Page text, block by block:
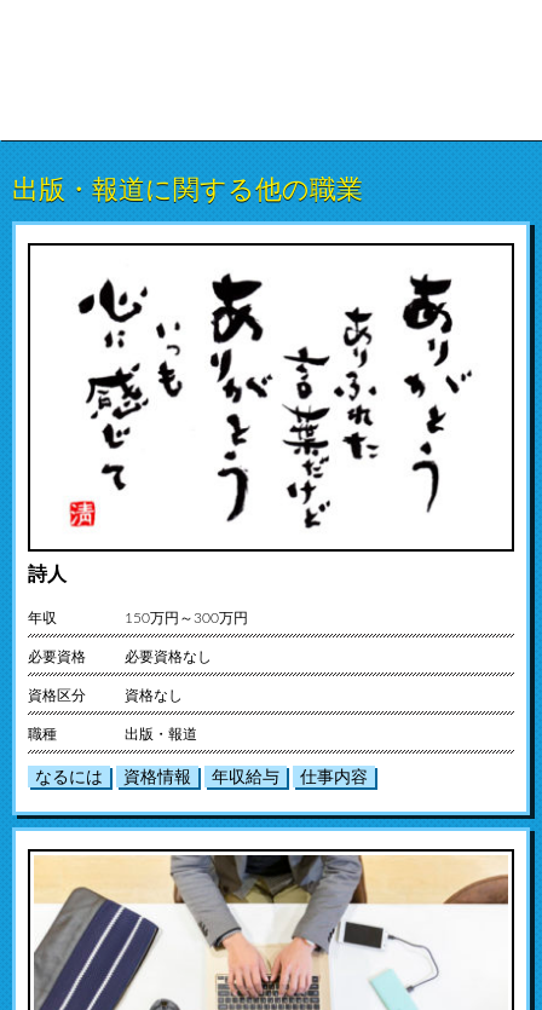
出版・報道に関する他の職業
詩人
年収 150万円～300万円
必要資格 必要資格なし
資格区分 資格なし
職種 出版・報道
なるには 資格情報 年収給与 仕事内容